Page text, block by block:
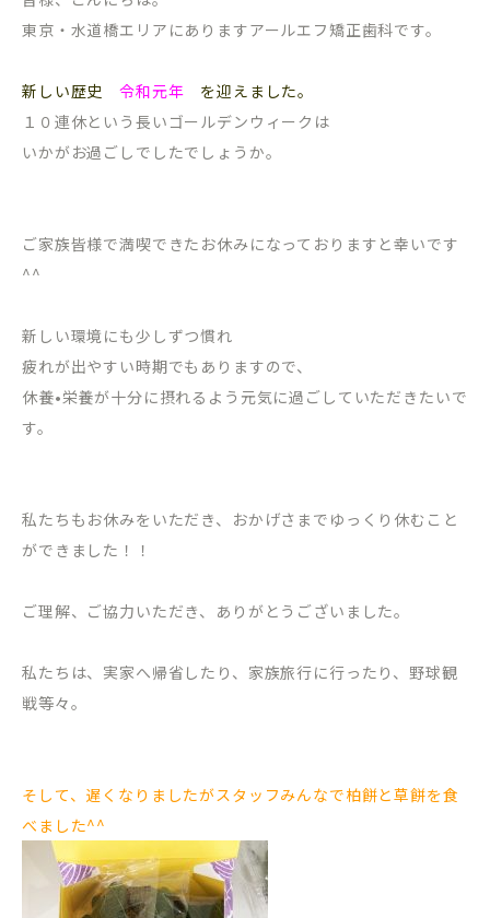
東京・水道橋エリアにありますアールエフ矯正歯科です。
新しい歴史 令和元年 を迎えました。
１０連休という長いゴールデンウィークは
いかがお過ごしでしたでしょうか。
ご家族皆様で満喫できたお休みになっておりますと幸いです
^^
新しい環境にも少しずつ慣れ
疲れが出やすい時期でもありますので、
休養•栄養が十分に摂れるよう元気に過ごしていただきたいで
す。
私たちもお休みをいただき、おかげさまでゆっくり休むこと
ができました！！
ご理解、ご協力いただき、ありがとうございました。
私たちは、実家へ帰省したり、家族旅行に行ったり、野球観
戦等々。
そして、遅くなりましたがスタッフみんなで柏餅と草餅を食
べました^^